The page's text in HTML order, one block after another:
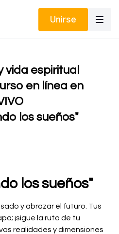
Unirse
vida espiritual
en línea en
los sueños"
los sueños"
y abrazar el futuro. Tus
¡sigue la ruta de tu
realidades y dimensiones